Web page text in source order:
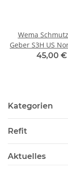
Wema
Geber S3H US
Ohm 30,5 cm
45,00 €
Kategorien
Refit
Aktuelles